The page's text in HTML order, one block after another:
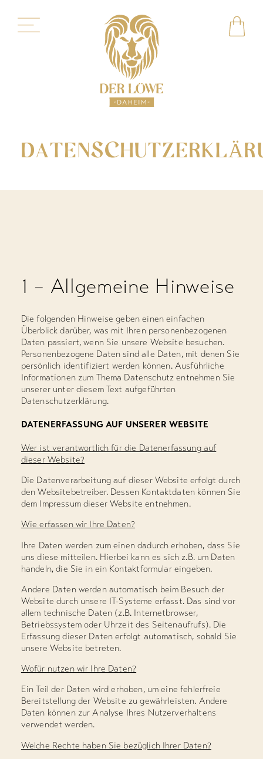
1 – Allgemeine Hinweise
Die folgenden Hinweise geben einen einfachen
Überblick darüber, was mit Ihren personenbezogenen
Daten passiert, wenn Sie unsere Website besuchen.
Personenbezogene Daten sind alle Daten, mit denen Sie
persönlich identifiziert werden können. Ausführliche
Informationen zum Thema Datenschutz entnehmen Sie
unserer unter diesem Text aufgeführten
Datenschutzerklärung.
DATENERFASSUNG AUF UNSERER WEBSITE
Wer ist verantwortlich für die Datenerfassung auf
dieser Website?
Die Datenverarbeitung auf dieser Website erfolgt durch
den Websitebetreiber. Dessen Kontaktdaten können Sie
dem Impressum dieser Website entnehmen.
Wie erfassen wir Ihre Daten?
Ihre Daten werden zum einen dadurch erhoben, dass Sie
uns diese mitteilen. Hierbei kann es sich z.B. um Daten
handeln, die Sie in ein Kontaktformular eingeben.
Andere Daten werden automatisch beim Besuch der
Website durch unsere IT-Systeme erfasst. Das sind vor
allem technische Daten (z.B. Internetbrowser,
Betriebssystem oder Uhrzeit des Seitenaufrufs). Die
Erfassung dieser Daten erfolgt automatisch, sobald Sie
unsere Website betreten.
Wofür nutzen wir Ihre Daten?
Ein Teil der Daten wird erhoben, um eine fehlerfreie
Bereitstellung der Website zu gewährleisten. Andere
Daten können zur Analyse Ihres Nutzerverhaltens
verwendet werden.
Welche Rechte haben Sie bezüglich Ihrer Daten?